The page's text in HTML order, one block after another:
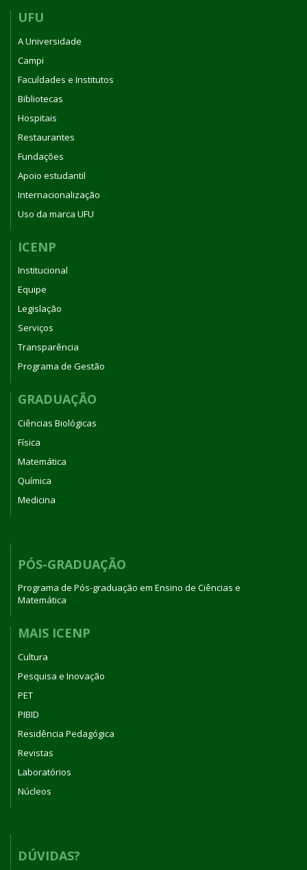
UFU
A Universidade
Campi
Faculdades e Institutos
Bibliotecas
Hospitais
Restaurantes
Fundações
Apoio estudantil
Internacionalização
Uso da marca UFU
ICENP
Institucional
Equipe
Legislação
Serviços
Transparência
Programa de Gestão
GRADUAÇÃO
Ciências Biológicas
Física
Matemática
Química
Medicina
PÓS-GRADUAÇÃO
Programa de Pós-graduação em Ensino de Ciências e
Matemática
MAIS ICENP
Cultura
Pesquisa e Inovação
PET
PIBID
Residência Pedagógica
Revistas
Laboratórios
Núcleos
DÚVIDAS?